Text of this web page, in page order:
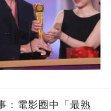
：電影圈中「最熟